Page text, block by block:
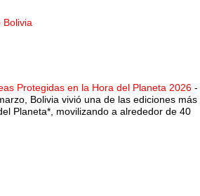
Bolivia
Protegidas en la Hora del Planeta 2026 -
Bolivia vivió una de las ediciones más
Planeta*, movilizando a alrededor de 40